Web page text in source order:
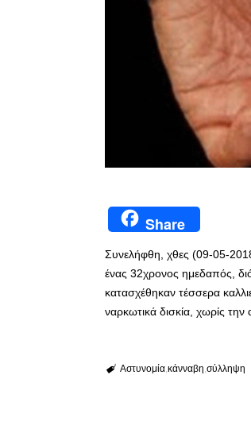
Share
Συνελήφθη, χθες (09-05-
ένας 32χρονος ημεδαπός,
κατασχέθηκαν τέσσερα
ναρκωτικά δισκία, χωρίς την
Αστυνομία κάνναβη σύλληψη